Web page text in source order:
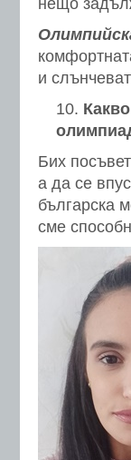
нещо
и
Бих
а да се
българска
сме